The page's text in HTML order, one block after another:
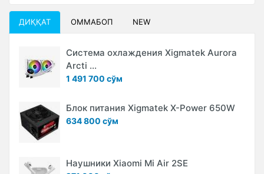
ДИҚҚАТ ОММАБОП NEW
Система охлаждения Xigmatek Aurora
Arcti ...
1 491 700 сўм
Блок питания Xigmatek X-Power 650W
634 800 сўм
Наушники Xiaomi Mi Air 2SE